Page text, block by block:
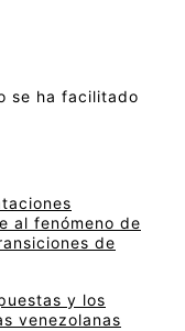
se ha facilitado
al fenómeno de
de
y los
venezolanas